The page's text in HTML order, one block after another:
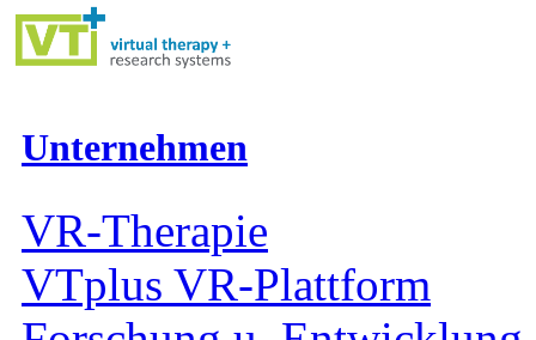
Unternehmen
VR-Therapie
VTplus VR-Plattform